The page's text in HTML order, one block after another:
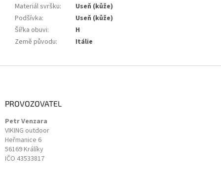
Materiál svršku:
Useň (kůže)
Podšívka:
Useň (kůže)
Šířka obuvi:
H
Země původu: Itálie
PROVOZOVATEL
Petr Venzara
VIKING outdoor
Heřmanice 6
56169 Králíky
IČO 43533817